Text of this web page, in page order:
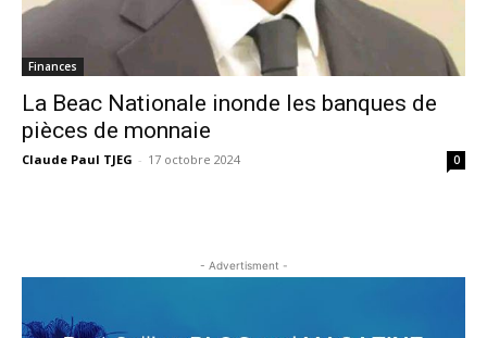
Finances
La Beac Nationale inonde les banques de
pièces de monnaie
Claude Paul TJEG - 17 octobre 2024 0
- Advertisment -